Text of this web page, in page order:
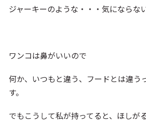
ジャーキーのような・・・気にならな
ワンコは鼻がいいので
何か、いつもと違う、フードとは違う
す。
でもこうして私が持ってると、ほしが